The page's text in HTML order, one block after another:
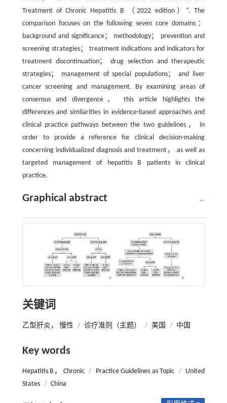
Treatment of Chronic Hepatitis B （2022 edition）”. The
comparison focuses on the following seven core domains：
background and significance； methodology； prevention and
screening strategies； treatment indications and indicators for
treatment discontinuation； drug selection and therapeutic
strategies； management of special populations； and liver
cancer screening and management. By examining areas of
consensus and divergence， this article highlights the
differences and similarities in evidence-based approaches and
clinical practice pathways between the two guidelines， in
order to provide a reference for clinical decision-making
concerning individualized diagnosis and treatment， as well as
targeted management of hepatitis B patients in clinical
practice.
Graphical abstract
关键词
乙型肝炎， 慢性 / 诊疗准则（主题） / 美国 / 中国
Key words
Hepatitis B， Chronic / Practice Guidelines as Topic /
United
States / China